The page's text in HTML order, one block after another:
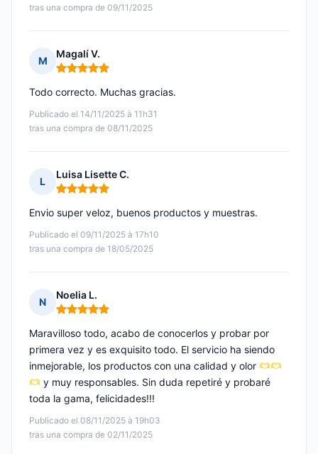
tras una compra de 09/11/2025
M
Magalí V.
Nota: 5 de 5
Publicado el 14/11/2025 à 11h31
tras una compra de 08/11/2025
Todo correcto. Muchas gracias.
L
Luisa Lisette C.
Nota: 5 de 5
Publicado el 09/11/2025 à 17h10
tras una compra de 18/05/2025
Envio super veloz, buenos productos y muestras.
N
Noelia L.
Nota: 5 de 5
Publicado el 08/11/2025 à 19h03
tras una compra de 02/11/2025
Maravilloso todo, acabo de conocerlos y probar por
primera vez y es exquisito todo. El servicio ha siendo
inmejorable, los productos con una calidad y olor
y muy responsables. Sin duda repetiré y probaré
toda la gama, felicidades!!!